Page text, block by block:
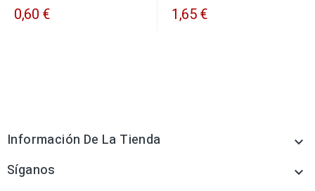
0,60 € 1,65 €
Información De La Tienda 
Síganos 